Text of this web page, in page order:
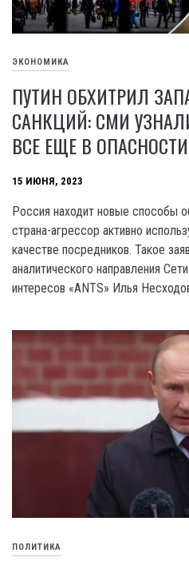
ЭКОНОМИКА
ПУТИН ОБХИТРИЛ
САНКЦИЙ: СМИ
ВСЕ ЕЩЕ В ОПАСНОСТИ
15 ИЮНЯ, 2023
Россия находит новые способы
страна-агрессор активно
качестве посредников. Такое
аналитического направления
интересов «ANTS» Илья
ПОЛИТИКА